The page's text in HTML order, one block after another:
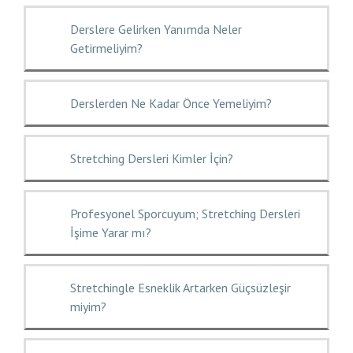
Derslere Gelirken Yanımda Neler
Getirmeliyim?
Derslerden Ne Kadar Önce Yemeliyim?
Stretching Dersleri Kimler İçin?
Profesyonel Sporcuyum; Stretching Dersleri
İşime Yarar mı?
Stretchingle Esneklik Artarken Güçsüzleşir
miyim?